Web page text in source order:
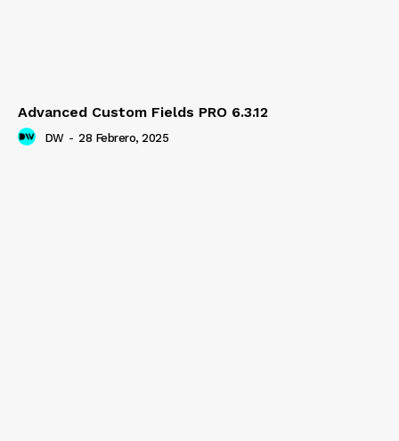
Advanced Custom Fields PRO 6.3.12
DW - 28 Febrero, 2025